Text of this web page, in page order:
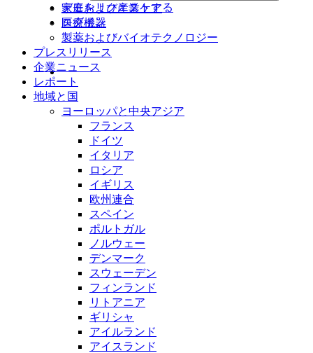
デモをリクエストする
ログイン
家庭および産業ケア
医療機器
製薬およびバイオテクノロジー
プレスリリース
企業ニュース
レポート
地域と国
ヨーロッパと中央アジア
フランス
ドイツ
イタリア
ロシア
イギリス
欧州連合
スペイン
ポルトガル
ノルウェー
デンマーク
スウェーデン
フィンランド
リトアニア
ギリシャ
アイルランド
アイスランド